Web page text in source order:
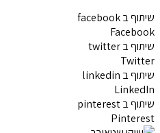
שיתוף ב facebook
Facebook
שיתוף ב twitter
Twitter
שיתוף ב linkedin
LinkedIn
שיתוף ב pinterest
Pinterest